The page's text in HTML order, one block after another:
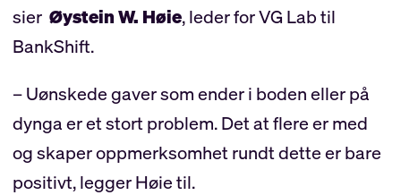
sier Øystein W. Høie, leder for VG Lab til
BankShift.
– Uønskede gaver som ender i boden eller på
dynga er et stort problem. Det at flere er med
og skaper oppmerksomhet rundt dette er bare
positivt, legger Høie til.